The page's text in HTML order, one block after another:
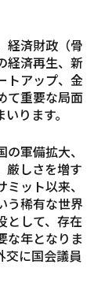
経済財政（骨
経済再生、新
トアップ、金
て重要な局面
ります。
軍備拡大、
厳しさを増す
ット以来、
う稀有な世界
として、存在
な年となりま
交に国会議員